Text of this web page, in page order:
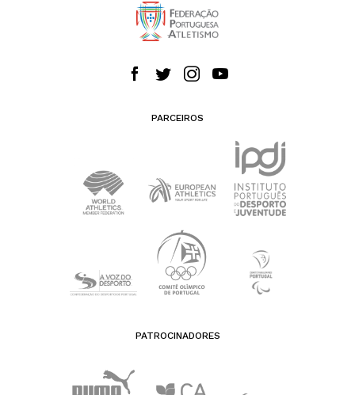
PARCEIROS
PATROCINADORES